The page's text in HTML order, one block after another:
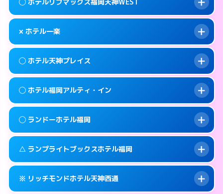
info このホテルの詳細ページを見る →
smartphone 092-718-3030
map 福岡市中央区天神3-8-10
info このホテルの詳細ページを見る →
案内方法:
smartphone 092-534-1140
map 福岡市中央区清川1-12-17
info このホテルの詳細ページを見る →
案内方法:
女性が直接お部屋まで伺います。
smartphone 092-717-2250
map 福岡市中央区大名2-11-23
info このホテルの詳細ページを見る →
× ホテル一楽
案内方法:
派遣できません。
smartphone 092-531-0561
map 福岡市中央区清川2-5-5
info このホテルの詳細ページを見る →
◯ ホテル天神プレイス
案内方法: 女性が直接お部屋まで伺います。
smartphone 092-733-1234
map 福岡市中央区今泉1-2-23
info このホテルの詳細ページを見る →
◯ ホテル福岡アルティ・イン
案内方法: 女性が直接お部屋まで伺います。
smartphone 092-724-3511
map 福岡市中央区渡辺通5-1-20
◯ ランドーホテル福岡
案内方法: 女性が直接お部屋まで伺います。
smartphone 092-526-5231
△ ランプライトブックスホテル福岡
※ リッチモンドホテル天神西通